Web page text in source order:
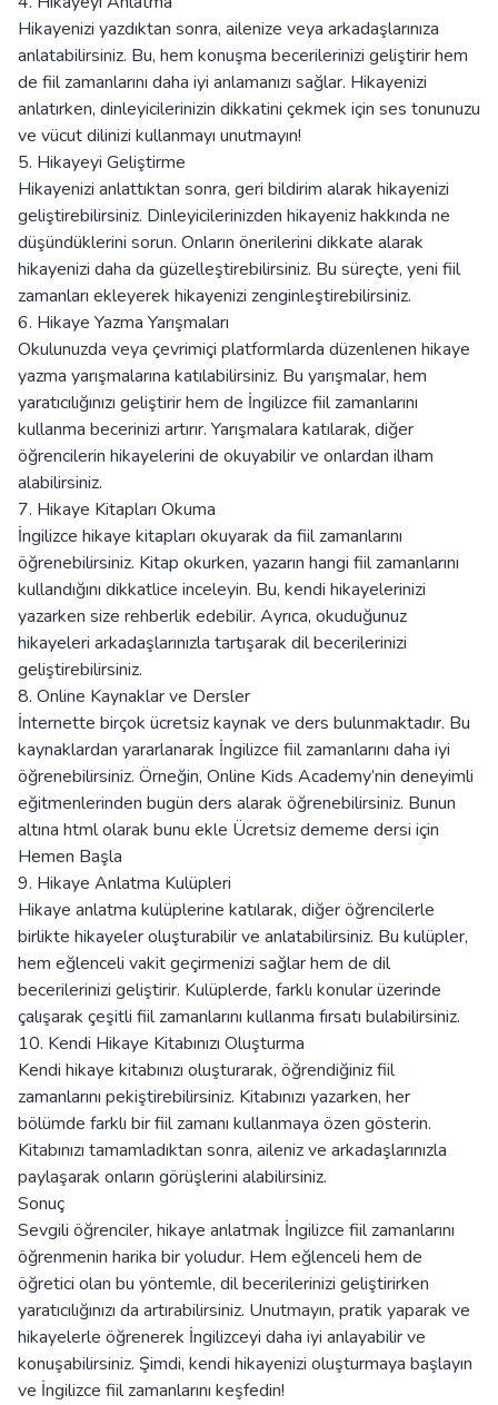
Hikayenizi yazdıktan sonra, ailenize veya arkadaşlarınıza
anlatabilirsiniz. Bu, hem konuşma becerilerinizi geliştirir hem
de fiil zamanlarını daha iyi anlamanızı sağlar. Hikayenizi
anlatırken, dinleyicilerinizin dikkatini çekmek için ses tonunuzu
ve vücut dilinizi kullanmayı unutmayın!
5. Hikayeyi Geliştirme
Hikayenizi anlattıktan sonra, geri bildirim alarak hikayenizi
geliştirebilirsiniz. Dinleyicilerinizden hikayeniz hakkında ne
düşündüklerini sorun. Onların önerilerini dikkate alarak
hikayenizi daha da güzelleştirebilirsiniz. Bu süreçte, yeni fiil
zamanları ekleyerek hikayenizi zenginleştirebilirsiniz.
6. Hikaye Yazma Yarışmaları
Okulunuzda veya çevrimiçi platformlarda düzenlenen hikaye
yazma yarışmalarına katılabilirsiniz. Bu yarışmalar, hem
yaratıcılığınızı geliştirir hem de İngilizce fiil zamanlarını
kullanma becerinizi artırır. Yarışmalara katılarak, diğer
öğrencilerin hikayelerini de okuyabilir ve onlardan ilham
alabilirsiniz.
7. Hikaye Kitapları Okuma
İngilizce hikaye kitapları okuyarak da fiil zamanlarını
öğrenebilirsiniz. Kitap okurken, yazarın hangi fiil zamanlarını
kullandığını dikkatlice inceleyin. Bu, kendi hikayelerinizi
yazarken size rehberlik edebilir. Ayrıca, okuduğunuz
hikayeleri arkadaşlarınızla tartışarak dil becerilerinizi
geliştirebilirsiniz.
8. Online Kaynaklar ve Dersler
İnternette birçok ücretsiz kaynak ve ders bulunmaktadır. Bu
kaynaklardan yararlanarak İngilizce fiil zamanlarını daha iyi
öğrenebilirsiniz. Örneğin, Online Kids Academy’nin deneyimli
eğitmenlerinden bugün ders alarak öğrenebilirsiniz. Bunun
altına html olarak bunu ekle Ücretsiz dememe dersi için
Hemen Başla
9. Hikaye Anlatma Kulüpleri
Hikaye anlatma kulüplerine katılarak, diğer öğrencilerle
birlikte hikayeler oluşturabilir ve anlatabilirsiniz. Bu kulüpler,
hem eğlenceli vakit geçirmenizi sağlar hem de dil
becerilerinizi geliştirir. Kulüplerde, farklı konular üzerinde
çalışarak çeşitli fiil zamanlarını kullanma fırsatı bulabilirsiniz.
10. Kendi Hikaye Kitabınızı Oluşturma
Kendi hikaye kitabınızı oluşturarak, öğrendiğiniz fiil
zamanlarını pekiştirebilirsiniz. Kitabınızı yazarken, her
bölümde farklı bir fiil zamanı kullanmaya özen gösterin.
Kitabınızı tamamladıktan sonra, aileniz ve arkadaşlarınızla
paylaşarak onların görüşlerini alabilirsiniz.
Sonuç
Sevgili öğrenciler, hikaye anlatmak İngilizce fiil zamanlarını
öğrenmenin harika bir yoludur. Hem eğlenceli hem de
öğretici olan bu yöntemle, dil becerilerinizi geliştirirken
yaratıcılığınızı da artırabilirsiniz. Unutmayın, pratik yaparak ve
hikayelerle öğrenerek İngilizceyi daha iyi anlayabilir ve
konuşabilirsiniz. Şimdi, kendi hikayenizi oluşturmaya başlayın
ve İngilizce fiil zamanlarını keşfedin!